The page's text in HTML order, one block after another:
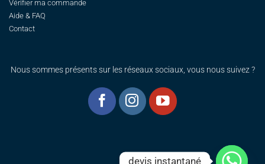
Vérifier ma commande
Aide & FAQ
Contact
Nous sommes présents sur les réseaux sociaux, vous nous suivez ?
devis instantané